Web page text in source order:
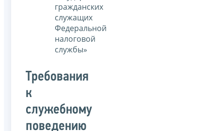
гражданских
служащих
Федеральной
налоговой
службы»
Требования
к
служебному
поведению